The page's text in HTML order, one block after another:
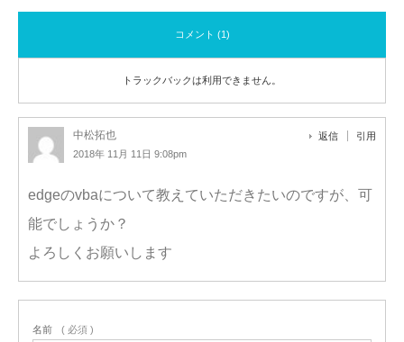
コメント (1)
トラックバックは利用できません。
中松拓也
2018年 11月 11日 9:08pm
返信 引用
edgeのvbaについて教えていただきたいのですが、可
能でしょうか？
よろしくお願いします
名前 ( 必須 )